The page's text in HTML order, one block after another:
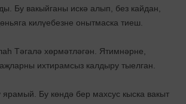
Бу вакыйганы искә алып, без кайдан,
килүебезне онытмаска тиеш.
Тәгалә хөрмәтләгән. Ятимнәрне,
ихтирамсыз калдыру тыелган.
ярамый. Бу көндә бер махсус кыска вакыт